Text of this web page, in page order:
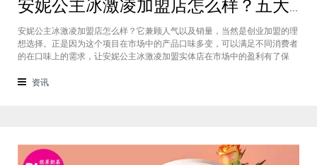
安妮公主冰激凌加盟店怎么样？五大优势让你轻松收获理想事业
安妮公主冰激凌加盟店怎么样？它兼顾人气以及销量，当然是创业加盟的理
想选择。正是因为这个项目在市场中的产品口味多变，可以满足不同消费者
的在口味上的需求，让安妮公主冰激凌加盟实体店在市场中的盈利有了保
近一步了解一下这个项目还有哪些优势。项目的总部本身就在市场中有着强
资讯